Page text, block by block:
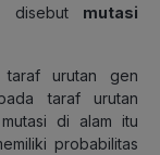
disebut mutasi
urutan gen
taraf urutan
di alam itu
probabilitas